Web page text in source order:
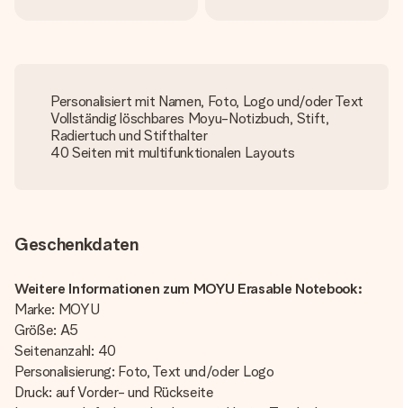
Personalisiert mit Namen, Foto, Logo und/oder Text
Vollständig löschbares Moyu-Notizbuch, Stift,
Radiertuch und Stifthalter
40 Seiten mit multifunktionalen Layouts
Geschenkdaten
Weitere Informationen zum MOYU Erasable Notebook:
Marke: MOYU
Größe: A5
Seitenanzahl: 40
Personalisierung: Foto, Text und/oder Logo
Druck: auf Vorder- und Rückseite